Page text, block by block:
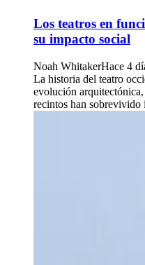
Los teatros en
su impacto social
Noah WhitakerHace 4
La historia del teatro
evolución
recintos han sobrevivido